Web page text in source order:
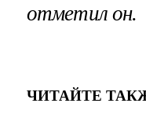
отметил он.
ЧИТАЙТЕ